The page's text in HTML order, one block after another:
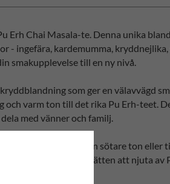
Erh Chai Masala-te. Denna unika
- ingefära, kardemumma,
smakupplevelse till en ny nivå.
som ger en välavvägd
varm ton till det rika Pu Erh-teet.
med vänner och familj.
teet med honung för en sötare ton eller
Utforska de olika sätten att njuta av